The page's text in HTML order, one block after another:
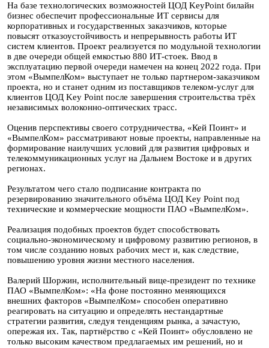
На базе технологических возможностей ЦОД KeyPoint билайн
бизнес обеспечит профессиональные ИТ сервисы для
корпоративных и государственных заказчиков, которые
повысят отказоустойчивость и непрерывность работы ИТ
систем клиентов. Проект реализуется по модульной технологии
в две очереди общей емкостью 880 ИТ-стоек. Ввод в
эксплуатацию первой очереди намечен на конец 2022 года. При
этом «ВымпелКом» выступает не только партнером-заказчиком
проекта, но и станет одним из поставщиков телеком-услуг для
клиентов ЦОД Key Point после завершения строительства трёх
независимых волоконно-оптических трасс.
Оценив перспективы своего сотрудничества, «Кей Поинт» и
«ВымпелКом» рассматривают новые проекты, направленные на
формирование наилучших условий для развития цифровых и
телекоммуникационных услуг на Дальнем Востоке и в других
регионах.
Результатом чего стало подписание контракта по
резервированию значительного объёма ЦОД Key Point под
технические и коммерческие мощности ПАО «ВымпелКом».
Реализация подобных проектов будет способствовать
социально-экономическому и цифровому развитию регионов, в
том числе созданию новых рабочих мест и, как следствие,
повышению уровня жизни местного населения.
Валерий Шоржин, исполнительный вице-президент по технике
ПАО «ВымпелКом»: «На фоне постоянно меняющихся
внешних факторов «ВымпелКом» способен оперативно
реагировать на ситуацию и определять нестандартные
стратегии развития, следуя тенденциям рынка, а зачастую,
опережая их. Так, партнёрство с «Кей Поинт» обусловлено не
только высоким качеством предлагаемых им решений, но и